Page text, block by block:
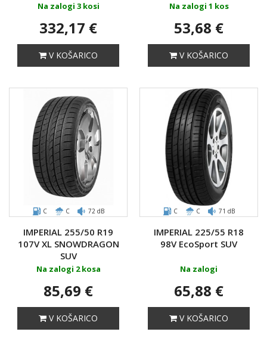
Na zalogi 3 kosi
332,17 €
V KOŠARICO
Na zalogi 1 kos
53,68 €
V KOŠARICO
C C 72 dB
IMPERIAL 255/50 R19
107V XL SNOWDRAGON
SUV
Na zalogi 2 kosa
85,69 €
V KOŠARICO
C C 71 dB
IMPERIAL 225/55 R18
98V EcoSport SUV
Na zalogi
65,88 €
V KOŠARICO